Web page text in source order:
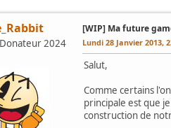
2024
[WIP] Ma future
Lundi 28 Janvier 2013,
Salut,
Comme certains
principale est que
construction de